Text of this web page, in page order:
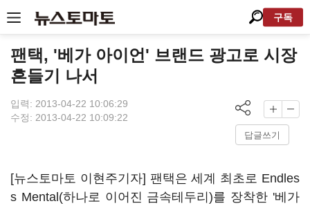
구독
팬택, '베가 아이언' 브랜드 광고로 시장
흔들기 나서
입력: 2013-04-22 10:06:29
수정: 2013-04-22 10:09:22
답글쓰기
[뉴스토마토 이현주기자] 팬택은 세계 최초로 Endles
s Mental(하나로 이어진 금속테두리)를 장착한 '베가